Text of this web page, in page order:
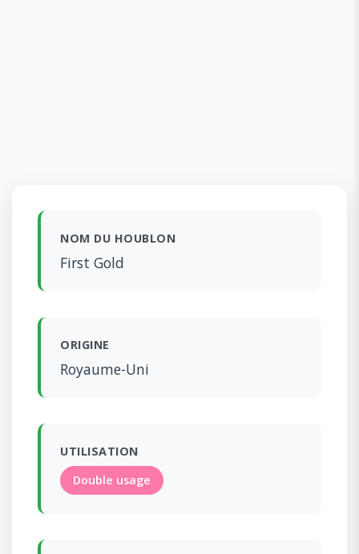
NOM DU HOUBLON
First Gold
ORIGINE
Royaume-Uni
UTILISATION
Double usage